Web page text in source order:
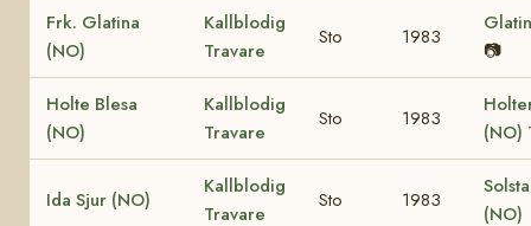
Frk. Glatina
(NO)
Kallblodig
Travare
Sto 1983
📷
Holte Blesa
(NO)
Kallblodig
Travare
Sto 1983
(NO)
Ida Sjur (NO)
Kallblodig
Travare
Sto 1983
(NO)